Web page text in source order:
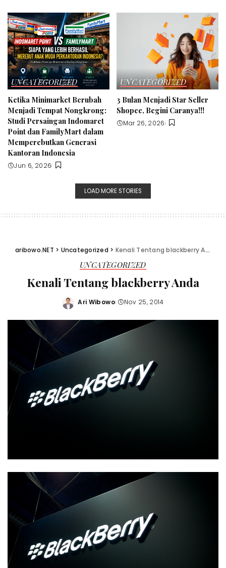
UNCATEGORIZED
Ketika Minimarket Berubah
Menjadi Tempat Nongkrong:
Studi Persaingan Indomaret
Point dan FamilyMart dalam
Memperebutkan Generasi
Kantoran Indonesia
Jun 6, 2026
UNCATEGORIZED
3 Bulan Menjadi Star Seller
Shopee, Begini Caranya!!!
Mar 26, 2026
LOAD MORE STORIES
aribowo.NET > Uncategorized > Kenali Tentang blackberry Anda
UNCATEGORIZED
Kenali Tentang blackberry Anda
Posted
Ari Wibowo Nov 25, 2014